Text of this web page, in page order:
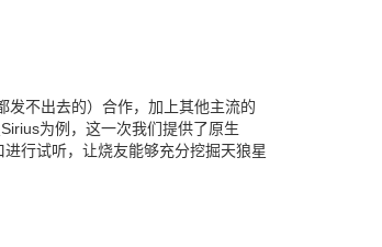
发不出去的）合作，加上其他主流的
为例，这一次我们提供了原生
行试听，让烧友能够充分挖掘天狼星